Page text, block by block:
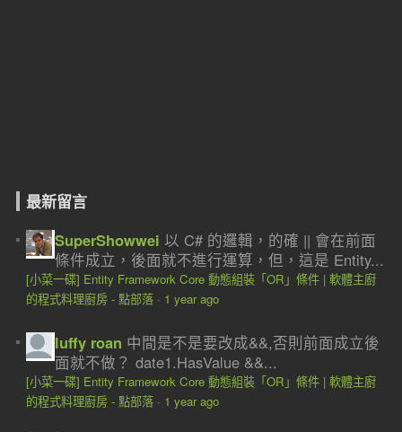
最新留言
SuperShowwei 以 C# 的邏輯，的確 || 會在前面
條件成立，後面就不進行運算，但，這是 Entity...
[小菜一碟] Entity Framework Core 動態組裝「OR」條件 | 軟體主廚
的程式料理廚房 - 點部落· 1 year ago
luffy roan 中間是不是要改成&&,否則前面成立後
面就不做？ date1.HasValue &&...
[小菜一碟] Entity Framework Core 動態組裝「OR」條件 | 軟體主廚
的程式料理廚房 - 點部落· 1 year ago